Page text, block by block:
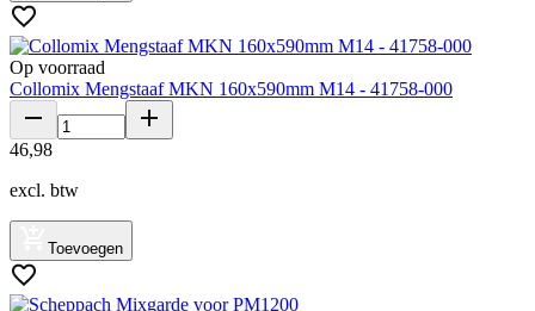
Op voorraad
Collomix Mengstaaf MKN 160x590mm M14 - 41758-000
46,98
excl. btw
Toevoegen